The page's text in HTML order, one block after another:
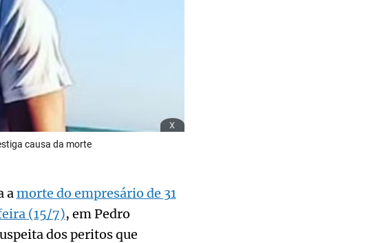
x
causa da morte
amorte do empresário de 31
(15/7), em Pedro
dos peritos que